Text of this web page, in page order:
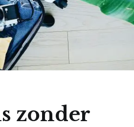
zonder